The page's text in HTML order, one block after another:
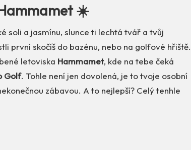
☀️
soli a jasmínu, slunce ti lechtá tvář a tvůj
první skočíš do bazénu, nebo na golfové hřiště.
letoviska Hammamet, kde na tebe čeká
Golf. Tohle není jen dovolená, je to tvoje osobní
zábavou. A to nejlepší? Celý tenhle